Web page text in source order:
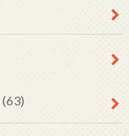
(63)